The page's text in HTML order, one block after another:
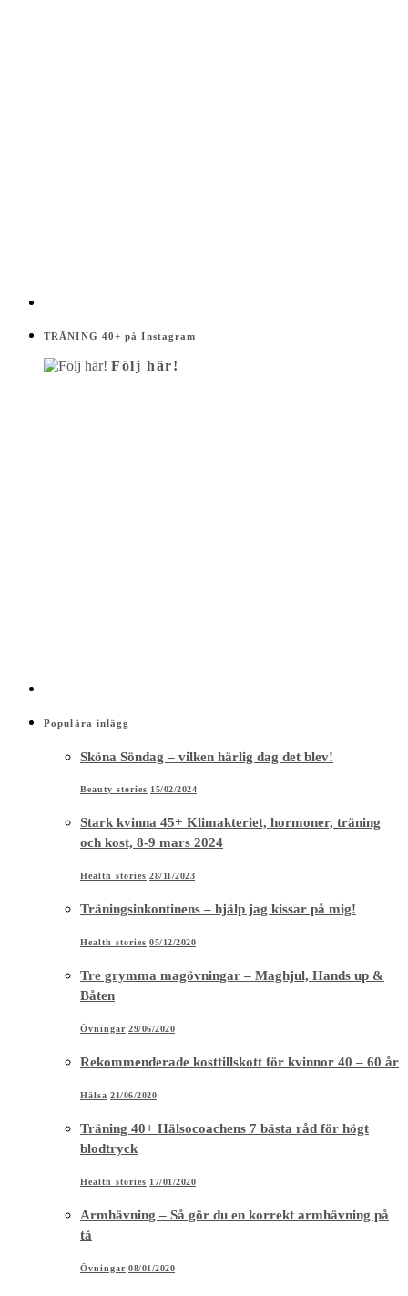
TRÄNING 40+ på Instagram
Följ här!
Populära inlägg
Sköna Söndag – vilken härlig dag det blev!
Beauty stories 15/02/2024
Stark kvinna 45+ Klimakteriet, hormoner, träning
och kost, 8-9 mars 2024
Health stories 28/11/2023
Träningsinkontinens – hjälp jag kissar på mig!
Health stories 05/12/2020
Tre grymma magövningar – Maghjul, Hands up &
Båten
Övningar 29/06/2020
Rekommenderade kosttillskott för kvinnor 40 – 60 år
Hälsa 21/06/2020
Träning 40+ Hälsocoachens 7 bästa råd för högt
blodtryck
Health stories 17/01/2020
Armhävning – Så gör du en korrekt armhävning på
tå
Övningar 08/01/2020